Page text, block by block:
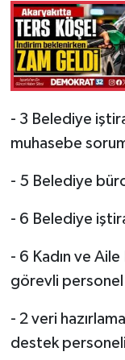
- 3 Belediye
muhasebe
- 5 Belediye
- 6 Belediye
- 6 Kadın ve
görevli personel
- 2 veri
destek personeli